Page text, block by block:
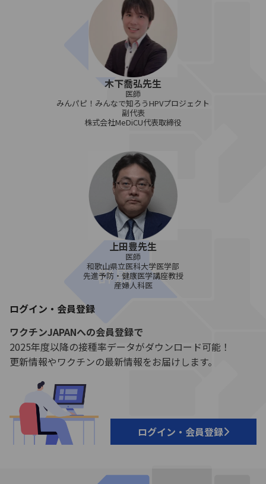
木下喬弘先生
医師
みんパピ！みんなで知ろうHPVプロジェクト
副代表
株式会社MeDiCU代表取締役
上田豊先生
医師
和歌山県立医科大学医学部
先進予防・健康医学講座教授
産婦人科医
ログイン・会員登録
ログイン・会員登録
ワクチンJAPANへの会員登録で
2025年度以降の接種率データがダウンロード可能！
更新情報やワクチンの最新情報をお届けします。